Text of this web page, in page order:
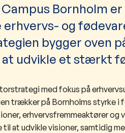
Bornholm
erhvervs- og
bygger oven
udvikle et stærkt
ategi med fokus på
trækker på Bornholms styrke i
erhvervsfremmeaktører og
til at udvikle visioner, samtidig